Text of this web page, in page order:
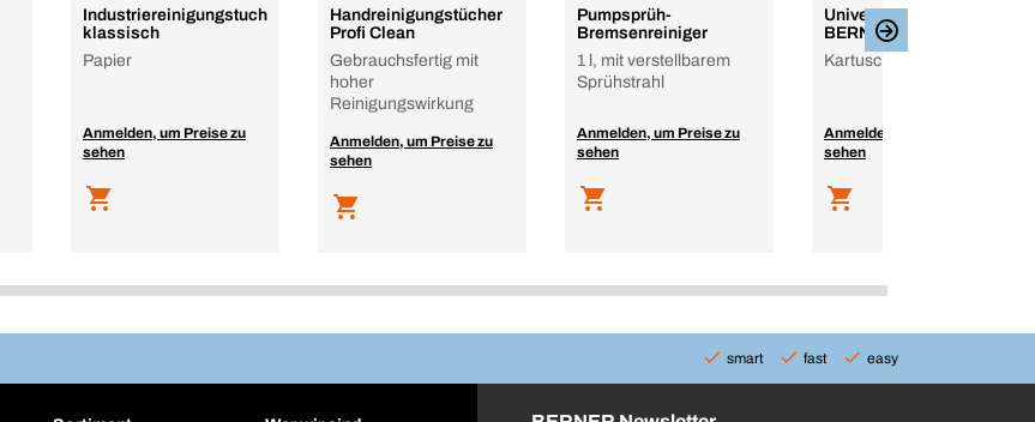
Industriereinigungstuch
klassisch
Papier
Anmelden, um Preise zu
sehen
Handreinigungstücher
Profi Clean
Gebrauchsfertig mit
hoher
Reinigungswirkung
Anmelden, um Preise zu
sehen
Pumpsprüh-
Bremsenreiniger
1 l, mit verstellbarem
Sprühstrahl
Anmelden, um Preise zu
sehen
Universalkleber
BERNERfix Speed
Kartusche, 290 ml
Anmelden, um Preise zu
sehen
smart fast easy